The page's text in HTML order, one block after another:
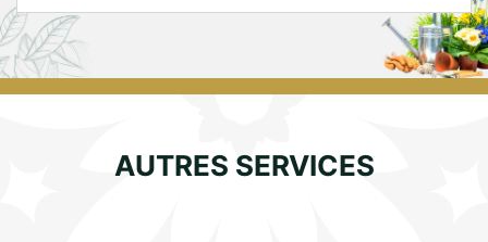
AUTRES SERVICES